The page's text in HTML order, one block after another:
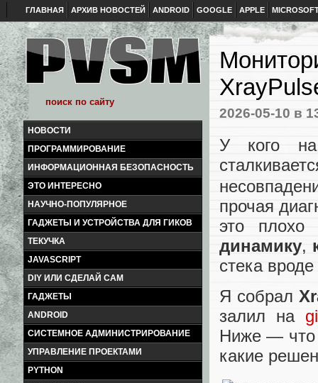
ГЛАВНАЯ АРХИВ НОВОСТЕЙ ANDROID GOOGLE APPLE
НОВОСТИ
ПРОГРАММИРОВАНИЕ
ИНФОРМАЦИОННАЯ БЕЗОПАСНОСТЬ
ЭТО ИНТЕРЕСНО
НАУЧНО-ПОПУЛЯРНОЕ
ГАДЖЕТЫ И УСТРОЙСТВА ДЛЯ ГИКОВ
ТЕКУЧКА
JAVASCRIPT
DIY ИЛИ СДЕЛАЙ САМ
ГАДЖЕТЫ
ANDROID
СИСТЕМНОЕ АДМИНИСТРИРОВАНИЕ
УПРАВЛЕНИЕ ПРОЕКТАМИ
PYTHON
2026-05-10 в
У кого
прочая
это плохо
динамику,
стека
Я собрал
залил на
Ниже — что
какие